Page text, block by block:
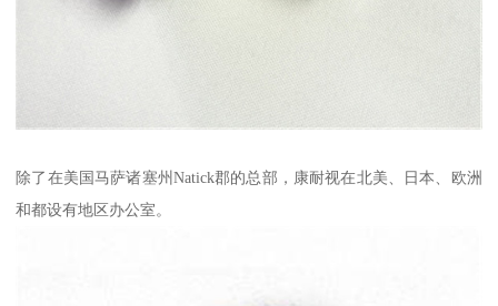
除了在美国马萨诸塞州Natick郡的总部，康耐视在北美、日本、欧洲
和都设有地区办公室。